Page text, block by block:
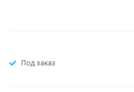
Под заказ